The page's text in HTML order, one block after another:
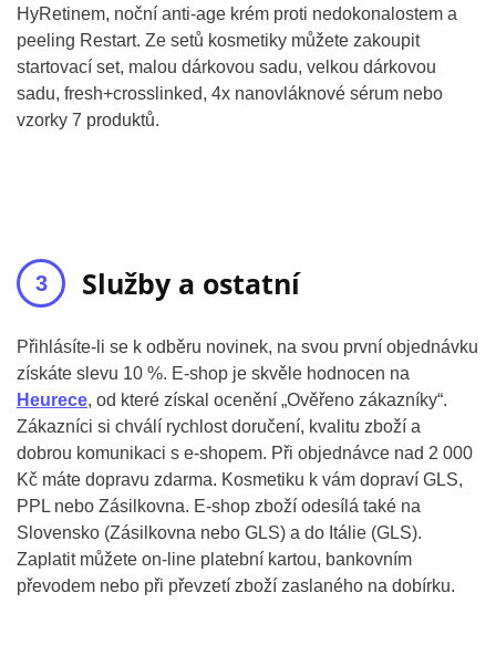
HyRetinem, noční anti-age krém proti nedokonalostem a
peeling Restart. Ze setů kosmetiky můžete zakoupit
startovací set, malou dárkovou sadu, velkou dárkovou
sadu, fresh+crosslinked, 4x nanovláknové sérum nebo
vzorky 7 produktů.
Služby a ostatní
Přihlásíte-li se k odběru novinek, na svou první objednávku
získáte slevu 10 %. E-shop je skvěle hodnocen na
Heurece, od které získal ocenění „Ověřeno zákazníky“.
Zákazníci si chválí rychlost doručení, kvalitu zboží a
dobrou komunikaci s e-shopem. Při objednávce nad 2 000
Kč máte dopravu zdarma. Kosmetiku k vám dopraví GLS,
PPL nebo Zásilkovna. E-shop zboží odesílá také na
Slovensko (Zásilkovna nebo GLS) a do Itálie (GLS).
Zaplatit můžete on-line platební kartou, bankovním
převodem nebo při převzetí zboží zaslaného na dobírku.